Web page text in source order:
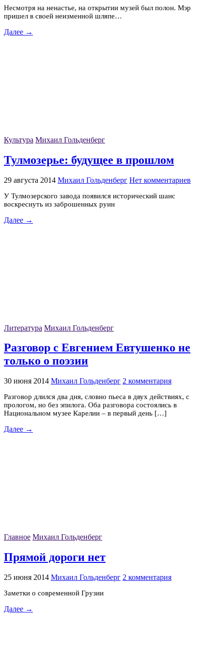
Несмотря на ненастье, на открытии музей был полон. Мэр
пришел в своей неизменной шляпе…
Далее →
Культура Михаил Гольденберг
Тулмозерье: будущее в прошлом
29 августа 2014 Михаил Гольденберг Нет комментариев
У Тулмозерского завода появился исторический шанс
воскреснуть из заброшенных руин
Далее →
Литература Михаил Гольденберг
Разговор с Евгением Евтушенко не
только о поэзии
30 июня 2014 Михаил Гольденберг 2 комментария
Разговор длился два дня, словно пьеса в двух действиях, с
прологом, но без эпилога. Оба разговора состоялись в
Национальном музее Карелии – в первый день […]
Далее →
Главное Михаил Гольденберг
Прямой дороги нет
25 июня 2014 Михаил Гольденберг 2 комментария
Заметки о современной Грузии
Далее →